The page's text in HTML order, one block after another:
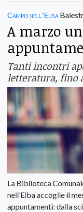
Campo nell'Elba
A marzo
Tanti incontri
letteratura, fino
La Biblioteca
nell’Elba accoglie il
appuntamenti: dalla